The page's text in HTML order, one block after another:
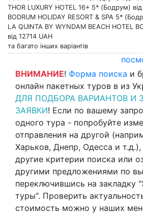
THOR LUXURY HOTEL 16+ 5* (Бодрум)
BODRUM HOLIDAY RESORT & SPA 5*
LA QUINTA BY WYNDAM BEACH HOTEL
від 12714 UAH
та багато інших варіантів
ВНИМАНИЕ! Форма поиска и
онлайн пакетных туров в из
ДЛЯ ПОДБОРА ВАРИАНТОВ И
ЗАЯВКИ! Если по вашему
одного тура - попробуйте
отправления на другой
Харьков, Днепр, Одесса и т.д.),
другие критерии поиска или
другими предложениями по
переключившись на закладку
туры". Проверить
стоимость можно у наших